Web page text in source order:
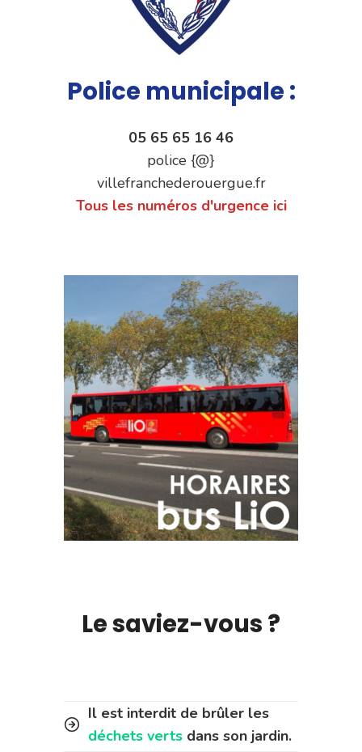
Police municipale :
05 65 65 16 46
police {@}
villefranchederouergue.fr
Tous les numéros d'urgence ici
Le saviez-vous ?
Il est interdit de brûler les
déchets verts dans son jardin.